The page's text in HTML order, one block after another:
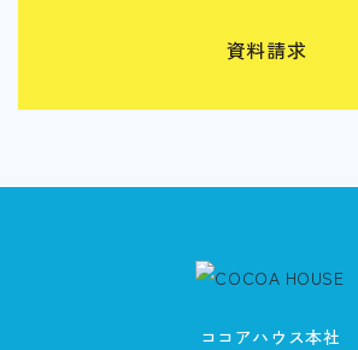
資料請求
ココアハウス本社